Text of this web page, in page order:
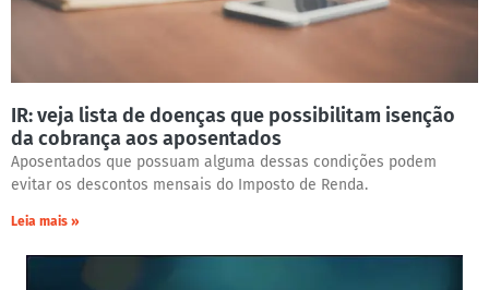
IR: veja lista de doenças que possibilitam isenção
da cobrança aos aposentados
Aposentados que possuam alguma dessas condições podem
evitar os descontos mensais do Imposto de Renda.
Leia mais »